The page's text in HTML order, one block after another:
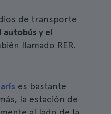
de transporte
y el
llamado RER.
es bastante
la estación de
al lado de la